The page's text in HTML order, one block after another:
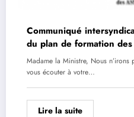
Communiqué
du plan de formation
Madame la Ministre, Nous
vous écouter à votre…
Lire la suite